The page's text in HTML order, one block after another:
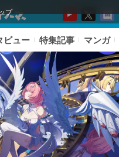
プ
ビュー 特集記事 マンガ